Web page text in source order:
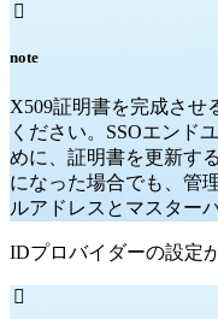

note
X509証明書を完成させ
ください。SSOエンド
めに、証明書を更新す
になった場合でも、管
ルアドレスとマスター
IDプロバイダーの設定
